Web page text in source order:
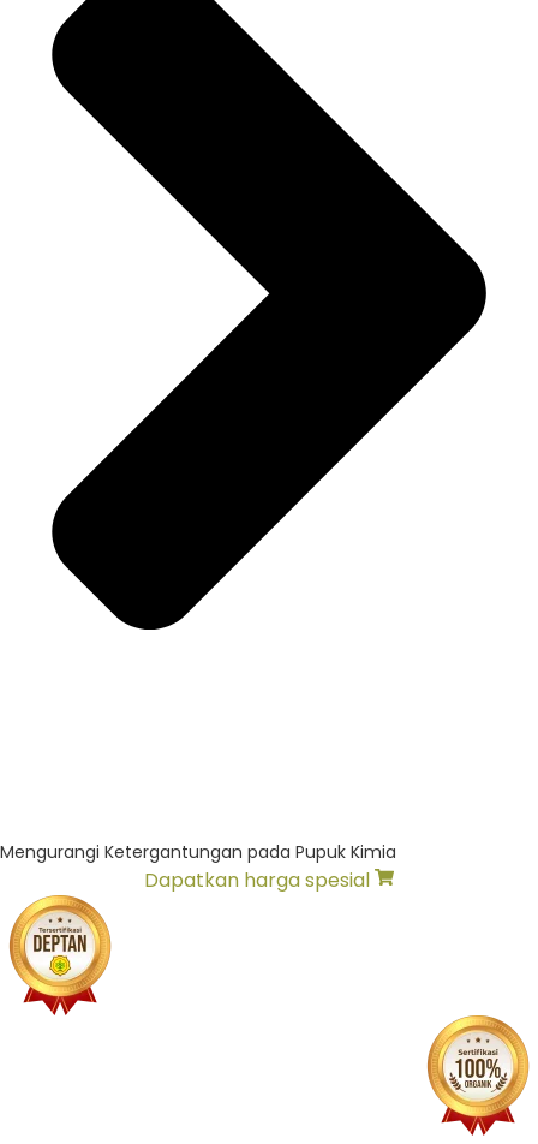
Mengurangi Ketergantungan pada Pupuk Kimia
Dapatkan harga spesial